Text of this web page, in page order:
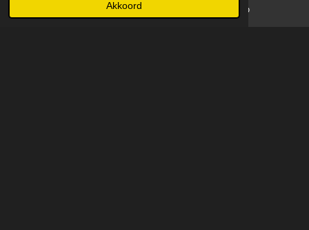
Akkoord WhatsApp